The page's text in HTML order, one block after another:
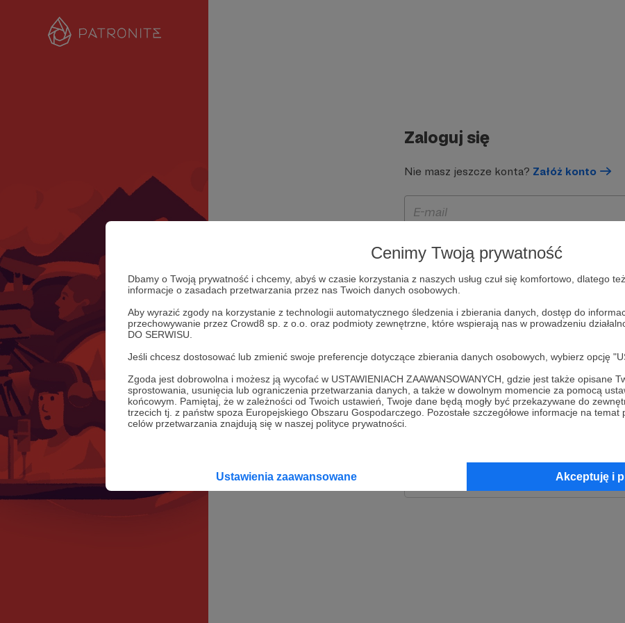
Cenimy Twoją prywatność
Dbamy o Twoją prywatność i chcemy, abyś w czasie korzystania z naszych usług czuł się komfortowo, dlatego
informacje o zasadach przetwarzania przez nas Twoich danych osobowych.
Aby wyrazić zgody na korzystanie z technologii automatycznego śledzenia i zbierania danych, dostęp do
przechowywanie przez Crowd8 sp. z o.o. oraz podmioty zewnętrzne, które wspierają nas w prowadzeniu
DO SERWISU.
Jeśli chcesz dostosować lub zmienić swoje preferencje dotyczące zbierania danych osobowych, wybierz opcję
Zgoda jest dobrowolna i możesz ją wycofać w USTAWIENIACH ZAAWANSOWANYCH, gdzie jest także opisane
sprostowania, usunięcia lub ograniczenia przetwarzania danych, a także w dowolnym momencie za pomocą
końcowym. Pamiętaj, że w zależności od Twoich ustawień, Twoje dane będą mogły być przekazywane do
trzecich tj. z państw spoza Europejskiego Obszaru Gospodarczego. Pozostałe szczegółowe informacje na
celów przetwarzania znajdują się w naszej polityce prywatności.
Ustawienia zaawansowane Akceptuję i
Zaloguj się
Nie masz jeszcze konta? Załóż konto
Zapamiętaj mnie
lub
Kontynuuj z